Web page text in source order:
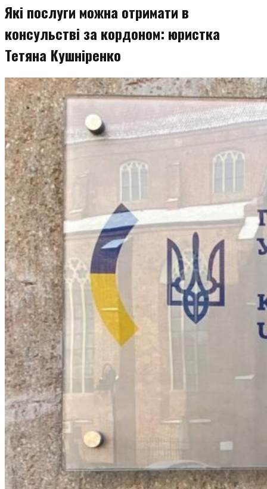
Які послуги можна отримати в
консульстві за кордоном: юристка
Тетяна Кушніренко